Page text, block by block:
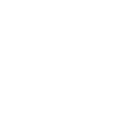
心・安全なユーザーです
完了させた実績があります
の取引実績があります
はありません